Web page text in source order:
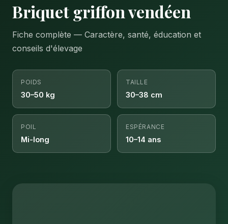
Briquet griffon vendéen
Fiche complète — Caractère, santé, éducation et
conseils d'élevage
POIDS
30–50 kg
TAILLE
30–38 cm
POIL
Mi-long
ESPÉRANCE
10–14 ans